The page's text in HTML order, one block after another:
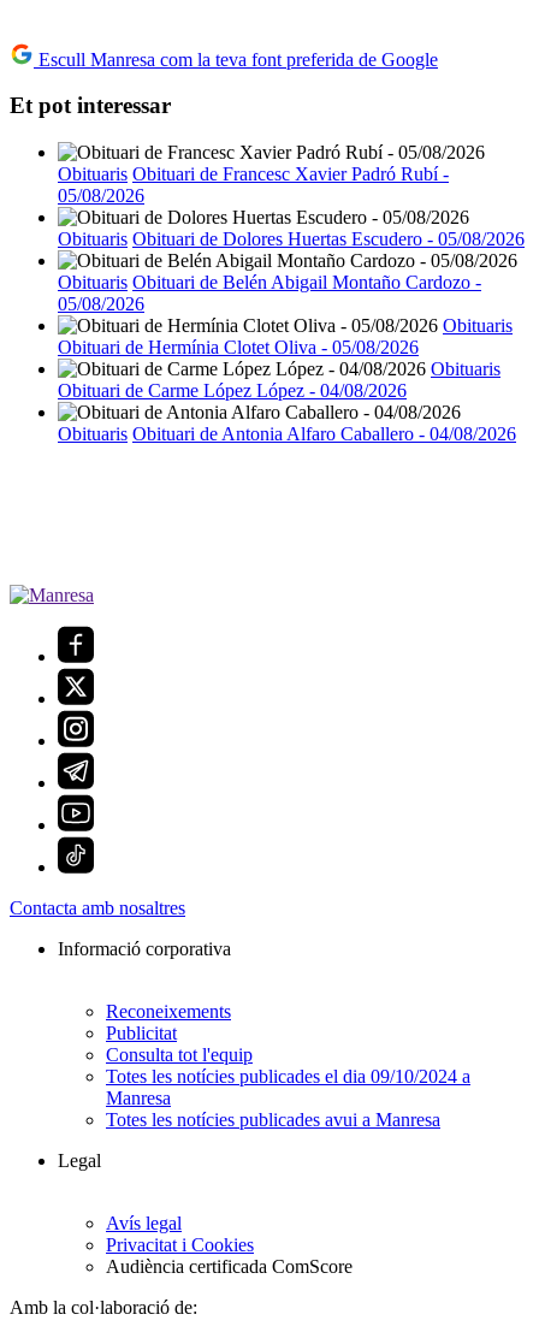
Escull Manresa com la teva font preferida de Google
Et pot interessar
Obituaris Obituari de Francesc Xavier Padró Rubí -
05/08/2026
Obituaris Obituari de Dolores Huertas Escudero - 05/08/2026
Obituaris Obituari de Belén Abigail Montaño Cardozo -
05/08/2026
Obituaris
Obituari de Hermínia Clotet Oliva - 05/08/2026
Obituaris
Obituari de Carme López López - 04/08/2026
Obituaris Obituari de Antonia Alfaro Caballero - 04/08/2026
Contacta amb nosaltres
Informació corporativa
Reconeixements
Publicitat
Consulta tot l'equip
Totes les notícies publicades el dia 09/10/2024 a
Manresa
Totes les notícies publicades avui a Manresa
Legal
Avís legal
Privacitat i Cookies
Audiència certificada ComScore
Amb la col·laboració de: